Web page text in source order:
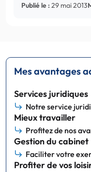
Publié le : 29 mai 2013
Mes avantages
Services juridiques
Notre service
Mieux travailler
Profitez de nos
Gestion du cabinet
Faciliter votre
Profiter de vos